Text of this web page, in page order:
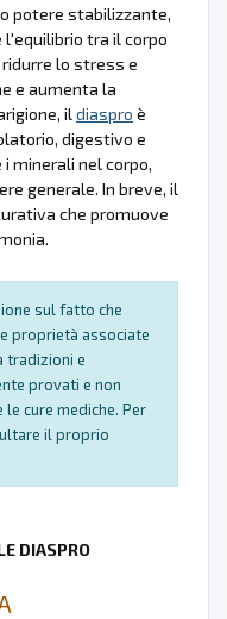
potere stabilizzante,
l'equilibrio tra il corpo
lo stress e
e aumenta la
il diaspro è
digestivo e
minerali nel corpo,
generale. In breve, il
che promuove
sul fatto che
proprietà associate
tradizioni e
provati e non
cure mediche. Per
il proprio
DIASPRO